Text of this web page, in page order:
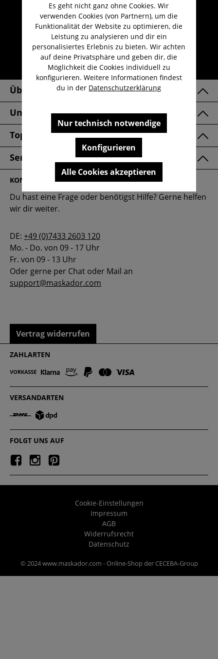
Umfangreicher Kundenservice
Kauf auf Rechnung
Kostenloser Versand ab 29,-€
Lieferzeit 1-3 Werktage
30 Tage kostenlose Retoure
Über Uns
Unsere Marken
Top Kategorien
Service & FAQ
KONTAKT
Du hast eine Frage oder benötigst Hilfe? Gerne helfen
wir dir weiter.
DE: +49 (0)7433 2603 120
Mo. - Do. von 09 - 17 Uhr
Fr. von 09 - 13 Uhr
Oder gerne per Chat oder Mail an
support@maskador.com
Vertrag widerrufen
ZAHLARTEN
VERSANDARTEN
FOLGT UNS AUF
Cookie-Einstellungen
Impressum
AGB
Widerrufsrecht
Datenschutz
© 2024 www.maskador.com - Online-Shop der CECEBA-Group
Es geht nicht ganz ohne Cookies. Wir
verwenden Cookies (von Partnern), um die
Funktionalität der Website zu optimieren, die
Leistung zu analysieren und dir ein
personalisiertes Erlebnis zu bieten. Wir achten
auf deine Privatsphäre und geben dir, die
Möglichkeit die Cookies individuell zu
konfigurieren. Weitere Informationen findest
du in der Datenschutzerklärung
Nur technisch notwendige
Konfigurieren
Alle Cookies akzeptieren